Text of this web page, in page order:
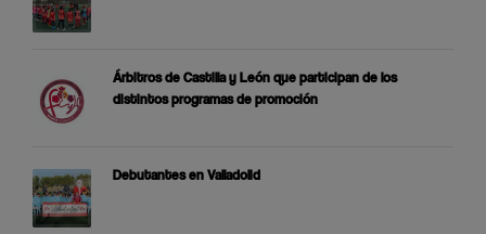
Árbitros de Castilla y León que participan de los
distintos programas de promoción
Debutantes en Valladolid